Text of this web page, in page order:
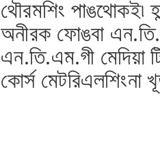
থৌরমশিং পাঙথোকই৷
অনীরক ফোঙবা
এন.তি.এম.গী মেদিয়া
কোর্স মেটরিএলশিংনা